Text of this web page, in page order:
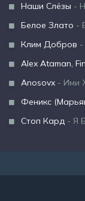
Наши Слёзы -
Белое Злато -
Клим Добров -
Alex Ataman,
Anosovx - Ими
Феникс
Стоп Кард - Я